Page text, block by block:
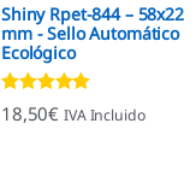
Shiny Rpet-844 – 58x22
mm - Sello Automático
Ecológico
Valorado con
4.96de 5
18,50€ IVA Incluido